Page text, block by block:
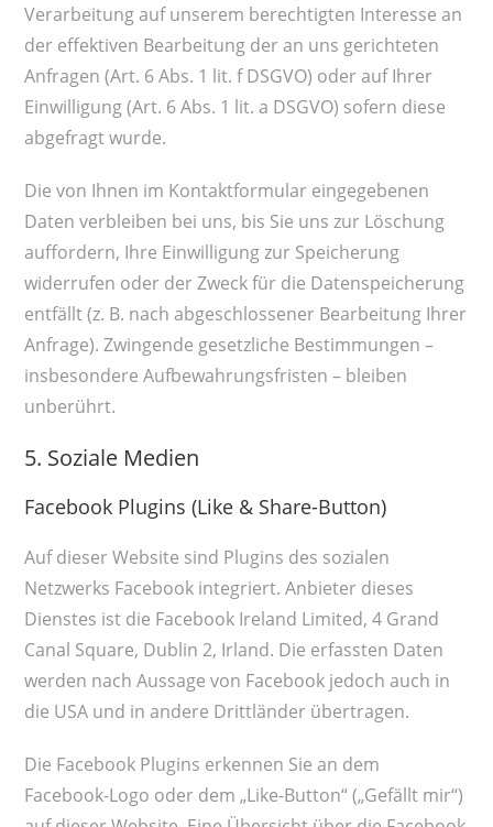
Verarbeitung auf unserem berechtigten Interesse an
der effektiven Bearbeitung der an uns gerichteten
Anfragen (Art. 6 Abs. 1 lit. f DSGVO) oder auf Ihrer
Einwilligung (Art. 6 Abs. 1 lit. a DSGVO) sofern diese
abgefragt wurde.
Die von Ihnen im Kontaktformular eingegebenen
Daten verbleiben bei uns, bis Sie uns zur Löschung
auffordern, Ihre Einwilligung zur Speicherung
widerrufen oder der Zweck für die Datenspeicherung
entfällt (z. B. nach abgeschlossener Bearbeitung Ihrer
Anfrage). Zwingende gesetzliche Bestimmungen –
insbesondere Aufbewahrungsfristen – bleiben
unberührt.
5. Soziale Medien
Facebook Plugins (Like & Share-Button)
Auf dieser Website sind Plugins des sozialen
Netzwerks Facebook integriert. Anbieter dieses
Dienstes ist die Facebook Ireland Limited, 4 Grand
Canal Square, Dublin 2, Irland. Die erfassten Daten
werden nach Aussage von Facebook jedoch auch in
die USA und in andere Drittländer übertragen.
Die Facebook Plugins erkennen Sie an dem
Facebook-Logo oder dem „Like-Button“ („Gefällt mir“)